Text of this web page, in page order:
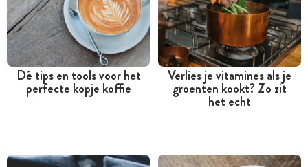
Dé tips en tools voor het
perfecte kopje koffie
Verlies je vitamines als je
groenten kookt? Zo zit
het echt